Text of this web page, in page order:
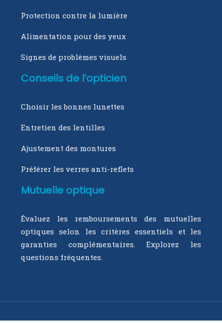
Protection contre la lumière
Alimentation pour des yeux
Signes de problèmes visuels
Conseils de l’opticien
Choisir les bonnes lunettes
Entretien des lentilles
Ajustement des montures
Préférer les verres anti-reflets
Mutuelle optique
Évaluez les remboursements des mutuelles
optiques selon les critères essentiels et les
garanties complémentaires. Explorez les
questions fréquentes.